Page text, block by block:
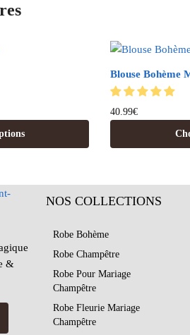
Blouse Bohème
40.99€
&
NOS COLLECTIONS
Robe Bohème
Robe Champêtre
Robe Pour Mariage
Champêtre
Robe Fleurie Mariage
Champêtre